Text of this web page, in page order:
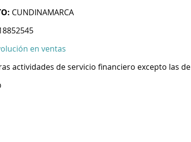
CUNDINAMARCA
en ventas
actividades de servicio financiero excepto las